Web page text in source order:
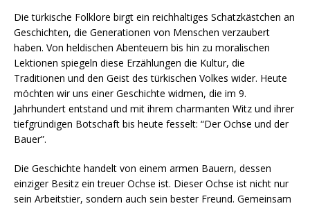
Die türkische Folklore birgt ein reichhaltiges Schatzkästchen an
Geschichten, die Generationen von Menschen verzaubert
haben. Von heldischen Abenteuern bis hin zu moralischen
Lektionen spiegeln diese Erzählungen die Kultur, die
Traditionen und den Geist des türkischen Volkes wider. Heute
möchten wir uns einer Geschichte widmen, die im 9.
Jahrhundert entstand und mit ihrem charmanten Witz und ihrer
tiefgründigen Botschaft bis heute fesselt: “Der Ochse und der
Bauer”.
Die Geschichte handelt von einem armen Bauern, dessen
einziger Besitz ein treuer Ochse ist. Dieser Ochse ist nicht nur
sein Arbeitstier, sondern auch sein bester Freund. Gemeinsam